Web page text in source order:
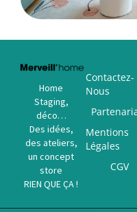
Home
Staging,
déco…
Des idées,
des ateliers,
un concept
store
RIEN QUE ÇA !
Contactez-
Nous
Mentions
Légales
CGV